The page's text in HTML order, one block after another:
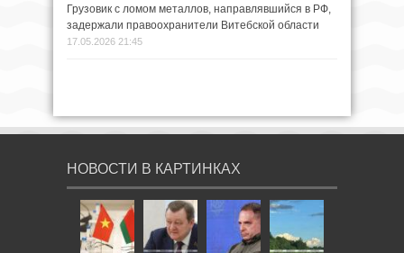
Грузовик с ломом металлов, направлявшийся в РФ,
задержали правоохранители Витебской области
17.05.2026 21:45
НОВОСТИ В КАРТИНКАХ